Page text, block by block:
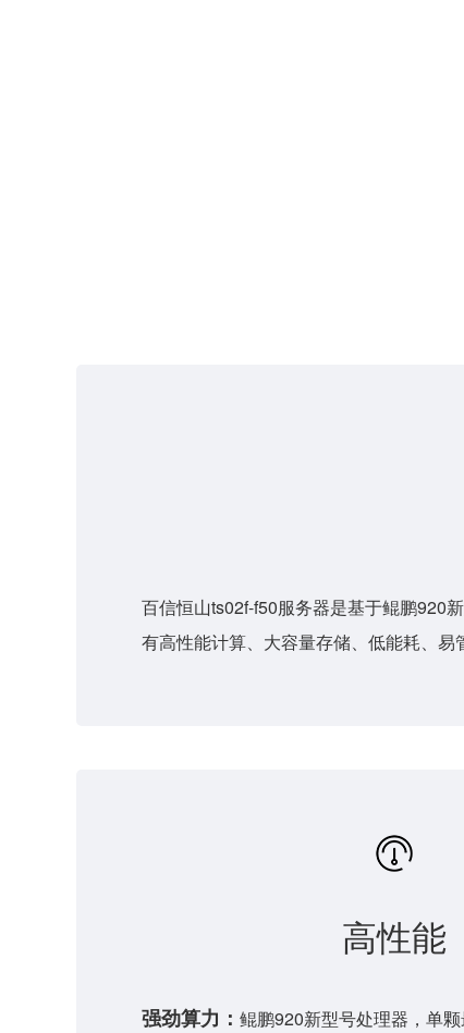
百信恒山ts02f-f50服务器是基于鲲鹏920
有高性能计算、大容量存储、低能耗、易
高性能
强劲算力：鲲鹏920新型号处理器，单